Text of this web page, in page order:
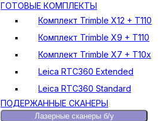
ГОТОВЫЕ КОМПЛЕКТЫ
Комплект Trimble X12 + T110
Комплект Trimble X9 + T110
Комплект Trimble X7 + T10x
Leica RTC360 Extended
Leica RTC360 Standard
ПОДЕРЖАННЫЕ СКАНЕРЫ
Лазерные сканеры б/у